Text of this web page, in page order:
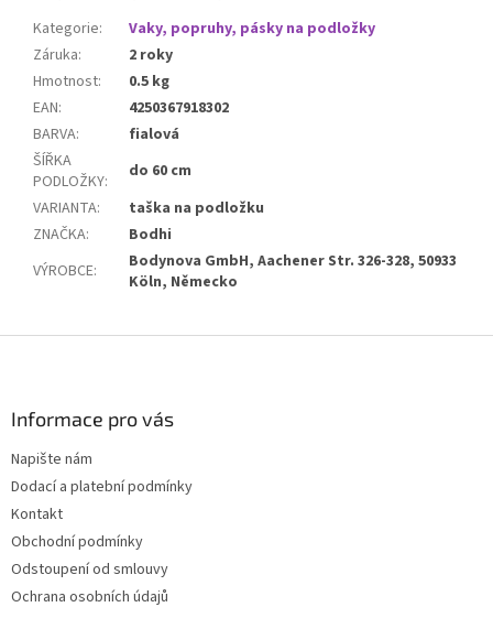
Kategorie:
Vaky, popruhy, pásky na podložky
Záruka:
2 roky
Hmotnost:
0.5 kg
EAN:
4250367918302
BARVA:
fialová
ŠÍŘKA
PODLOŽKY:
do 60 cm
VARIANTA:
taška na podložku
ZNAČKA:
Bodhi
VÝROBCE:
Bodynova GmbH, Aachener Str. 326-328, 50933
Köln, Německo
Informace pro vás
Napište nám
Dodací a platební podmínky
Kontakt
Obchodní podmínky
Odstoupení od smlouvy
Ochrana osobních údajů